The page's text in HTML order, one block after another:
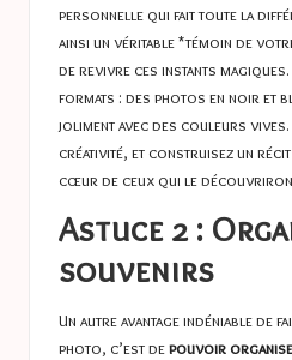
personnelle qui fait toute la
ainsi un véritable *témoin de
de revivre ces instants magiques.
formats : des photos en noir et
joliment avec des couleurs
créativité, et construisez un
cœur de ceux qui le
Astuce 2 :
souvenirs
Un autre avantage indéniable de
photo, c’est depouvoir